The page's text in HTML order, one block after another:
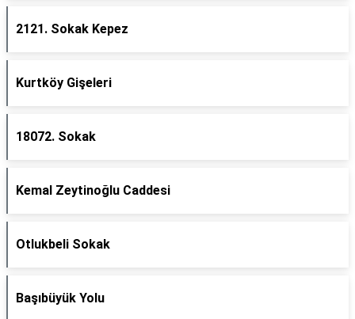
2121. Sokak Kepez
Kurtköy Gişeleri
18072. Sokak
Kemal Zeytinoğlu Caddesi
Otlukbeli Sokak
Başıbüyük Yolu